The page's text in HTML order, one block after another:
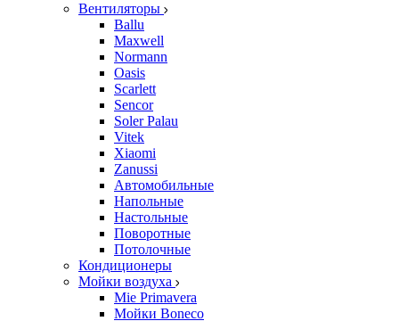
Вентиляторы
Ballu
Maxwell
Normann
Oasis
Scarlett
Sencor
Soler Palau
Vitek
Xiaomi
Zanussi
Автомобильные
Напольные
Настольные
Поворотные
Потолочные
Кондиционеры
Мойки воздуха
Mie Primavera
Мойки Boneco